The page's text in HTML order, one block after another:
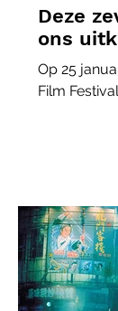
Deze
ons
Op 25
Film